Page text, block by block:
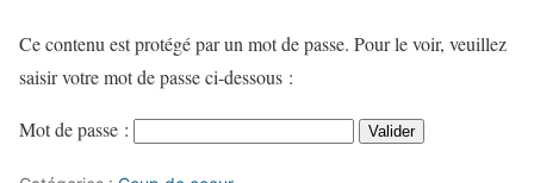
Ce contenu est protégé par un mot de passe. Pour le voir, veuillez
saisir votre mot de passe ci-dessous :
Mot de passe :